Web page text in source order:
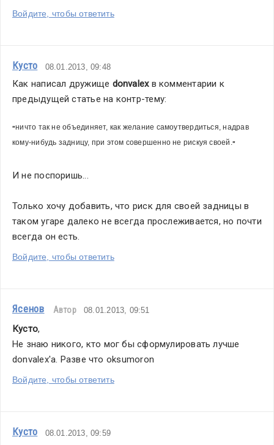
Войдите, чтобы ответить
Кусто 08.01.2013, 09:48
Как написал дружище donvalex в комментарии к
предыдущей статье на контр-тему:
"ничто так не объединяет, как желание самоутвердиться, надрав
кому-нибудь задницу, при этом совершенно не рискуя своей."
И не поспоришь...
Только хочу добавить, что риск для своей задницы в
таком угаре далеко не всегда прослеживается, но почти
всегда он есть.
Войдите, чтобы ответить
Ясенов Автор 08.01.2013, 09:51
Кусто,
Не знаю никого, кто мог бы сформулировать лучше
donvalex'а. Разве что oksumoron
Войдите, чтобы ответить
Кусто 08.01.2013, 09:59